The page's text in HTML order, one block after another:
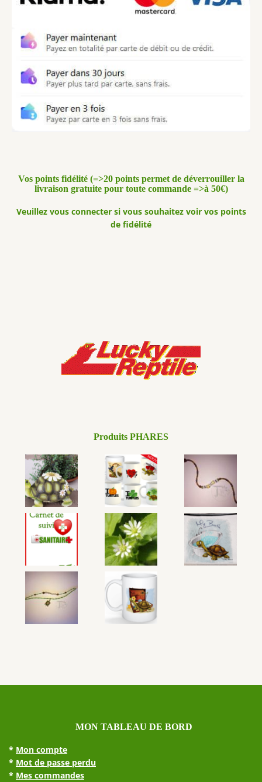
Vos points fidélité (=>20 points permet de déverrouiller la
livraison gratuite pour toute commande =>à 50€)
Veuillez vous connecter si vous souhaitez voir vos points
de fidélité
Produits PHARES
MON TABLEAU DE BORD
* Mon compte
* Mot de passe perdu
* Mes commandes